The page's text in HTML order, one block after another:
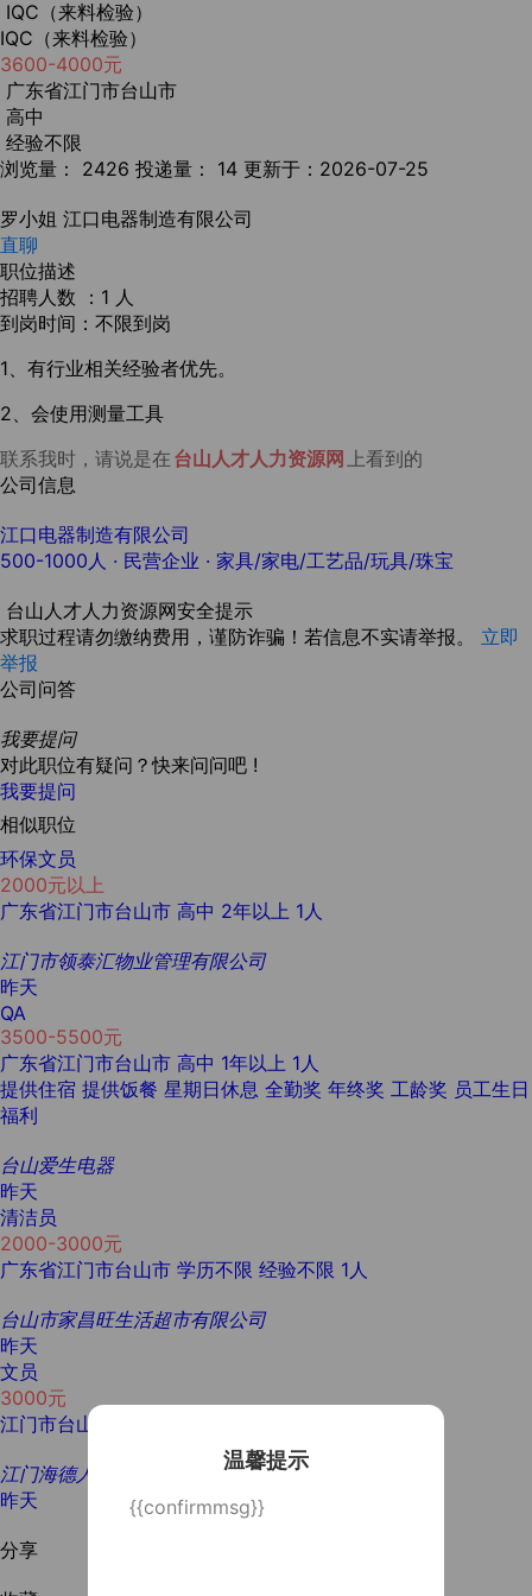
IQC（来料检验）
IQC（来料检验）
3600-4000元
广东省江门市台山市
高中
经验不限
浏览量： 2426 投递量： 14 更新于：2026-07-25
罗小姐 江口电器制造有限公司
直聊
职位描述
招聘人数 ：1 人
到岗时间：不限到岗
1、有行业相关经验者优先。
2、会使用测量工具
联系我时，请说是在 台山人才人力资源网 上看到的
公司信息
江口电器制造有限公司
500-1000人 · 民营企业 · 家具/家电/工艺品/玩具/珠宝
台山人才人力资源网安全提示
求职过程请勿缴纳费用，谨防诈骗！若信息不实请举报。 立即
举报
公司问答
我要提问
对此职位有疑问？快来问问吧 !
我要提问
相似职位
环保文员
2000元以上
广东省江门市台山市 高中 2年以上 1人
江门市领泰汇物业管理有限公司
昨天
QA
3500-5500元
广东省江门市台山市 高中 1年以上 1人
提供住宿 提供饭餐 星期日休息 全勤奖 年终奖 工龄奖 员工生日
福利
台山爱生电器
昨天
清洁员
2000-3000元
广东省江门市台山市 学历不限 经验不限 1人
台山市家昌旺生活超市有限公司
昨天
文员
3000元
江门市台山市
江门海德人力资源有限公司
昨天
分享
温馨提示
{{confirmmsg}}